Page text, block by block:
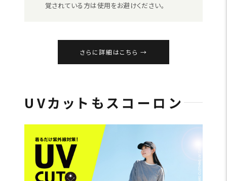
覚されている方は使用をお避けください。
さらに詳細はこちら
UVカットもスコーロン